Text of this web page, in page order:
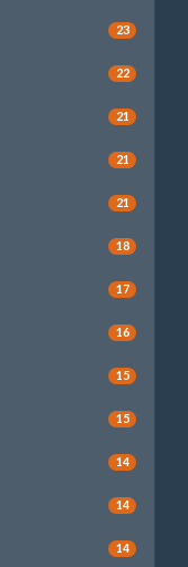
23
22
21
21
21
18
17
16
15
15
14
14
14